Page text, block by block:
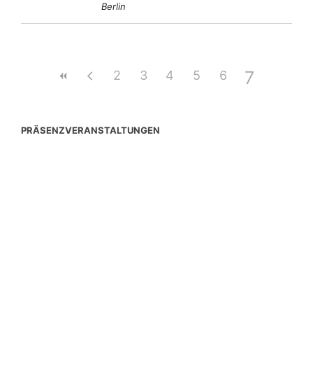
Berlin
2 3 4 5 6 7
PRÄSENZVERANSTALTUNGEN